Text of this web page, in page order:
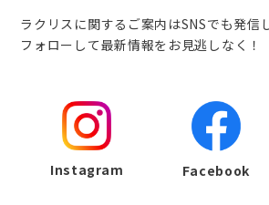
ラクリスに関するご案内はSNSでも発信
フォローして最新情報をお見逃しなく！
Instagram Facebook